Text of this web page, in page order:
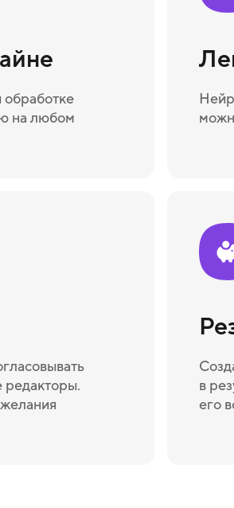
обработке
на любом
редакторы.
в
его